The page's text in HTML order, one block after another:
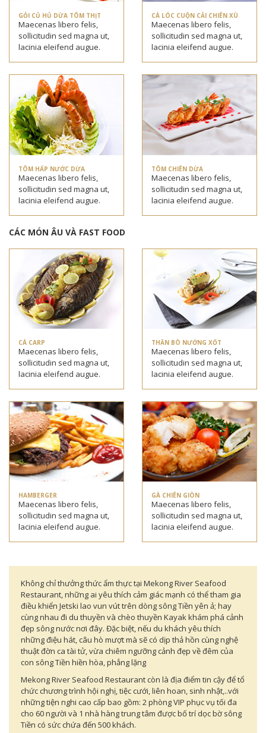
GỎI CỦ HỦ DỪA TÔM THỊT
Maecenas libero felis,
sollicitudin sed magna ut,
lacinia eleifend augue.
CÁ LÓC CUỘN CẢI CHIÊN XÙ
Maecenas libero felis,
sollicitudin sed magna ut,
lacinia eleifend augue.
TÔM HẤP NƯỚC DỪA
Maecenas libero felis,
sollicitudin sed magna ut,
lacinia eleifend augue.
TÔM CHIÊN DỪA
Maecenas libero felis,
sollicitudin sed magna ut,
lacinia eleifend augue.
CÁC MÓN ÂU VÀ FAST FOOD
CÁ CARP
Maecenas libero felis,
sollicitudin sed magna ut,
lacinia eleifend augue.
THĂN BÒ NƯỚNG XỐT
Maecenas libero felis,
sollicitudin sed magna ut,
lacinia eleifend augue.
HAMBERGER
Maecenas libero felis,
sollicitudin sed magna ut,
lacinia eleifend augue.
GÀ CHIÊN GIÒN
Maecenas libero felis,
sollicitudin sed magna ut,
lacinia eleifend augue.
Không chỉ thưởng thức ẩm thực tại Mekong River Seafood
Restaurant, những ai yêu thích cảm giác mạnh có thể tham gia
điều khiển Jetski lao vun vút trên dòng sông Tiền yên ả; hay
cùng nhau đi du thuyền và chèo thuyền Kayak khám phá cảnh
đẹp sông nước nơi đây. Đặc biệt, nếu du khách yêu thích
những điệu hát, câu hò mượt mà sẽ có dịp thả hồn cùng nghệ
thuật đờn ca tài tử, vừa chiêm ngưỡng cảnh đẹp về đêm của
con sông Tiền hiền hòa, phẳng lặng
Mekong River Seafood Restaurant còn là địa điểm tin cậy để tổ
chức chương trình hội nghị, tiệc cưới, liên hoan, sinh nhật,..với
những tiện nghi cao cấp bao gồm: 2 phòng VIP phục vụ tối đa
cho 60 người và 1 nhà hàng trung tâm được bố trí dọc bờ sông
Tiền có sức chứa đến 500 khách.